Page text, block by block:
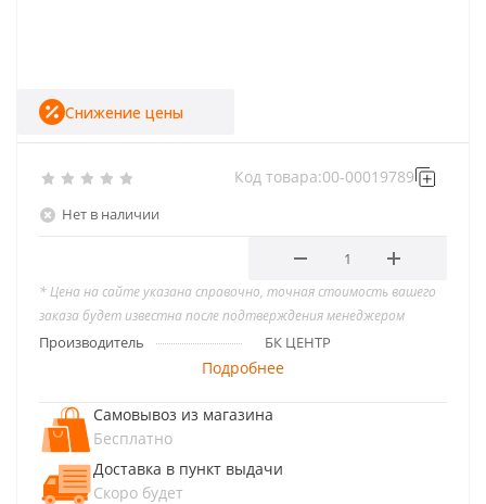
Нет в наличии
Код товара:00-00019789
Снижение цены
* Цена на сайте указана справочно, точная стоимость вашего
заказа будет известна после подтверждения менеджером
Производитель БК ЦЕНТР
Подробнее
Самовывоз из магазина
Бесплатно
Доставка в пункт выдачи
Скоро будет